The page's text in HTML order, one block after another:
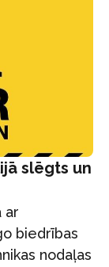
slēgts un
ar
biedrības
nodaļas